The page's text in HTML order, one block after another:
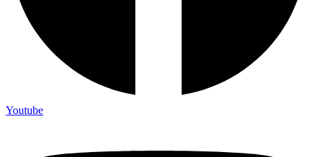
Youtube